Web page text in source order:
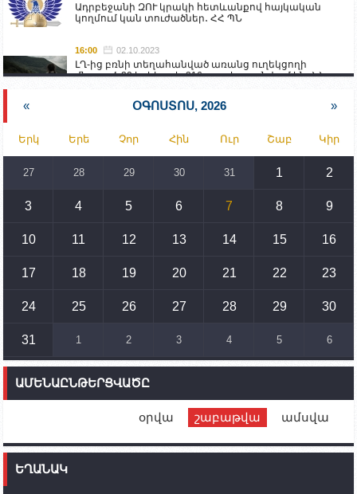
Ադրբեջանի ԶՈՒ կրակի հետևանքով հայկական
կողմում կան տուժածներ․ ՀՀ ՊՆ
16:00 02.10.2023
ԼՂ-ից բռնի տեղահանված առանց ուղեկցողի
մնացած 20 երեխա և 216 տարեց գտնվում են ՀՀ
Իրանը կողմ է տարածաշրջանի համար շահավետ
տրանսպորտային հաղորդակցությունների
զարգացմանը, սակայն ոչ՝ միջազգային
սահմանների փոփոխությանը
15:10 02.10.2023
սպառնալիքները կասեցնելու համար. իսպանացի
պատգամավորը Գորիսում է
14:54 02.10.2023
տեղակայված հայկական դիրքերի անձնակազմի
համար սնունդ տեղափոխող մեքենայի
ունեն. կիպրոսցի խորհրդարանականը՝ Ալեն
Ֆրանսիայի ԱԳ նախարարը կայցելի Հայաստան
« ՕԳՈՍՏՈՍ, 2026 »
Երկ Երե Չոր Հին Ուր Շաբ Կիր
27 28 29 30 31 1 2
3 4 5 6 7 8 9
10 11 12 13 14 15 16
17 18 19 20 21 22 23
24 25 26 27 28 29 30
31 1 2 3 4 5 6
ԱՄԵՆԱԸՆԹԵՐՑՎԱԾԸ
օրվա շաբաթվա ամսվա
ԵՂԱՆԱԿ